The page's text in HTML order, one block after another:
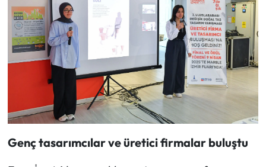
Genç tasarımcılar ve üretici firmalar buluştu